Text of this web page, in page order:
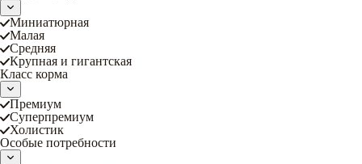
Миниатюрная
Малая
Средняя
Крупная и гигантская
Класс корма
Премиум
Суперпремиум
Холистик
Особые потребности